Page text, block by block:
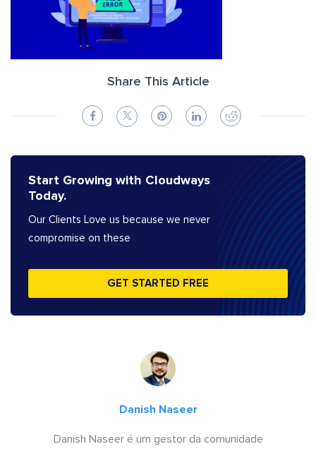
Share This Article
Start Growing with Cloudways
Today.
Our Clients Love us because we never
compromise on these
GET STARTED FREE
Danish Naseer
Danish Naseer é um gestor da comunidade